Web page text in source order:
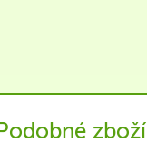
zboží